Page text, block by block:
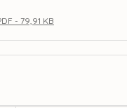
- 79,91 KB